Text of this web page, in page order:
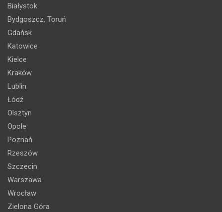
Białystok
Bydgoszcz, Toruń
Gdańsk
Katowice
Kielce
Kraków
Lublin
Łódź
Olsztyn
Opole
Poznań
Rzeszów
Szczecin
Warszawa
Wrocław
Zielona Góra